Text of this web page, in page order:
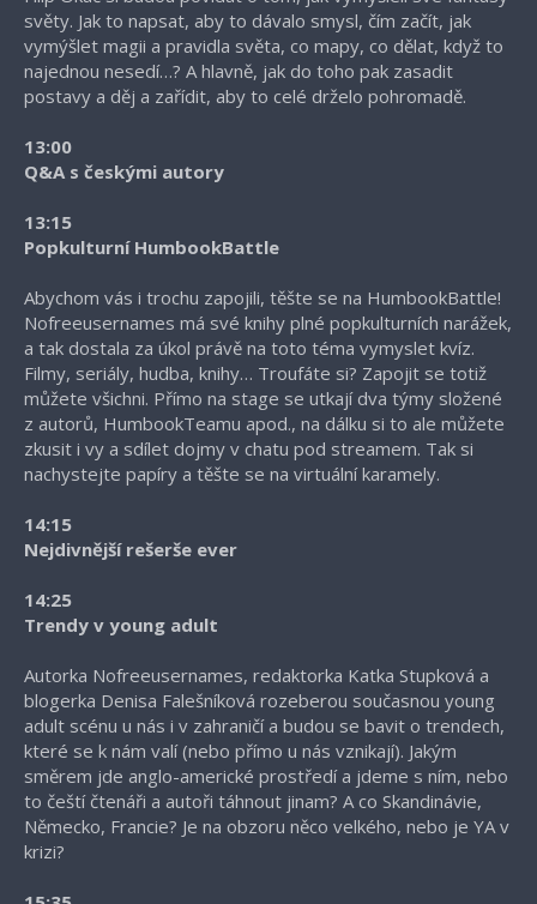
světy. Jak to napsat, aby to dávalo smysl, čím začít, jak
vymýšlet magii a pravidla světa, co mapy, co dělat, když to
najednou nesedí…? A hlavně, jak do toho pak zasadit
postavy a děj a zařídit, aby to celé drželo pohromadě.
13:00
Q&A s českými autory
13:15
Popkulturní HumbookBattle
Abychom vás i trochu zapojili, těšte se na HumbookBattle!
Nofreeusernames má své knihy plné popkulturních narážek,
a tak dostala za úkol právě na toto téma vymyslet kvíz.
Filmy, seriály, hudba, knihy… Troufáte si? Zapojit se totiž
můžete všichni. Přímo na stage se utkají dva týmy složené
z autorů, HumbookTeamu apod., na dálku si to ale můžete
zkusit i vy a sdílet dojmy v chatu pod streamem. Tak si
nachystejte papíry a těšte se na virtuální karamely.
14:15
Nejdivnější rešerše ever
14:25
Trendy v young adult
Autorka Nofreeusernames, redaktorka Katka Stupková a
blogerka Denisa Falešníková rozeberou současnou young
adult scénu u nás i v zahraničí a budou se bavit o trendech,
které se k nám valí (nebo přímo u nás vznikají). Jakým
směrem jde anglo-americké prostředí a jdeme s ním, nebo
to čeští čtenáři a autoři táhnout jinam? A co Skandinávie,
Německo, Francie? Je na obzoru něco velkého, nebo je YA v
krizi?